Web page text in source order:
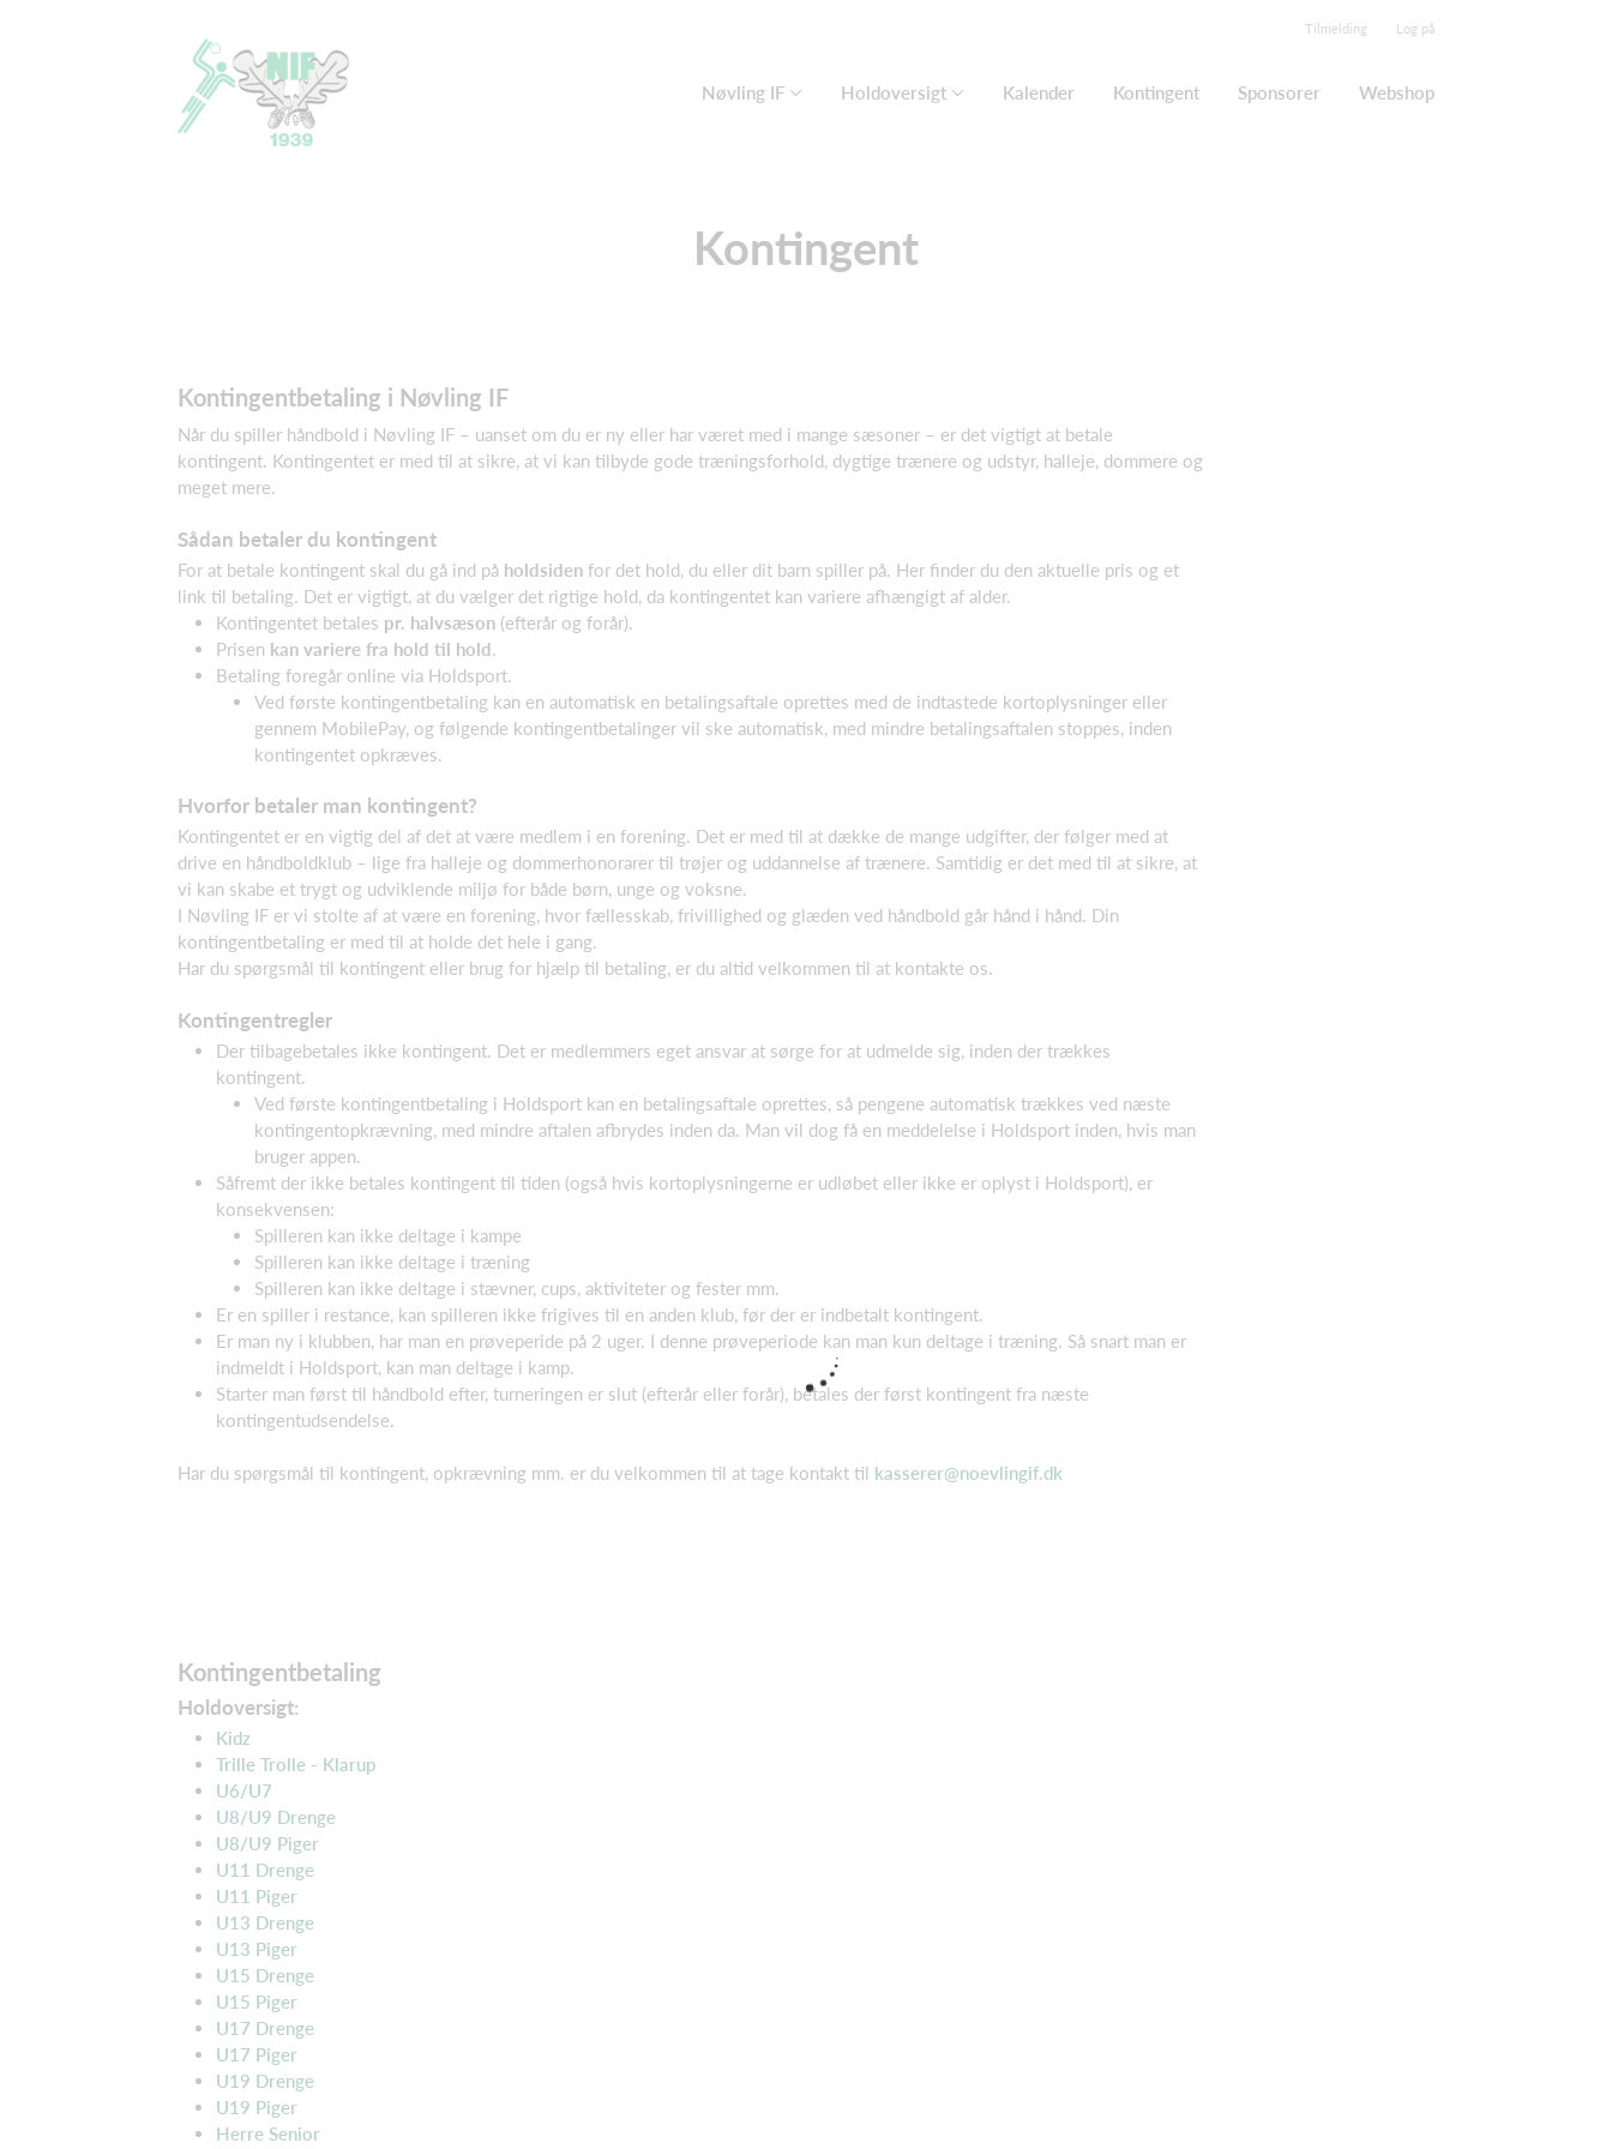
Tilmelding Log på
Nøvling IF Holdoversigt Kalender Kontingent Sponsorer Webshop
Kontingent
Kontingentbetaling i Nøvling IF
Når du spiller håndbold i Nøvling IF – uanset om du er ny eller har været med i mange sæsoner – er det vigtigt at betale
kontingent. Kontingentet er med til at sikre, at vi kan tilbyde gode træningsforhold, dygtige trænere og udstyr, halleje, dommere og
meget mere.
Sådan betaler du kontingent
For at betale kontingent skal du gå ind på holdsiden for det hold, du eller dit barn spiller på. Her finder du den aktuelle pris og et
link til betaling. Det er vigtigt, at du vælger det rigtige hold, da kontingentet kan variere afhængigt af alder.
Kontingentet betales pr. halvsæson (efterår og forår).
Prisen kan variere fra hold til hold
Betaling foregår online via Holdsport.
Ved første kontingentbetaling kan en automatisk en betalingsaftale oprettes med de indtastede kortoplysninger eller
gennem MobilePay, og følgende kontingentbetalinger vil ske automatisk, med mindre betalingsaftalen stoppes, inden
kontingentet opkræves.
Hvorfor betaler man kontingent?
Kontingentet er en vigtig del af det at være medlem i en forening. Det er med til at dække de mange udgifter, der følger med at
drive en håndboldklub – lige fra halleje og dommerhonorarer til trøjer og uddannelse af trænere. Samtidig er det med til at sikre, at
vi kan skabe et trygt og udviklende miljø for både børn, unge og voksne.
I Nøvling IF er vi stolte af at være en forening, hvor fællesskab, frivillighed og glæden ved håndbold går hånd i hånd. Din
kontingentbetaling er med til at holde det hele i gang.
Har du spørgsmål til kontingent eller brug for hjælp til betaling, er du altid velkommen til at kontakte os.
Kontingentregler
Der tilbagebetales ikke kontingent. Det er medlemmers eget ansvar at sørge for at udmelde sig, inden der trækkes
kontingent.
Ved første kontingentbetaling i Holdsport kan en betalingsaftale oprettes, så pengene automatisk trækkes ved næste
kontingentopkrævning, med mindre aftalen afbrydes inden da. Man vil dog få en meddelelse i Holdsport inden, hvis man
bruger appen.
Såfremt der ikke betales kontingent til tiden (også hvis kortoplysningerne er udløbet eller ikke er oplyst i Holdsport), er
konsekvensen:
Spilleren kan ikke deltage i kampe
Spilleren kan ikke deltage i træning
Spilleren kan ikke deltage i stævner, cups, aktiviteter og fester mm.
Er en spiller i restance, kan spilleren ikke frigives til en anden klub, før der er indbetalt kontingent.
Er man ny i klubben, har man en prøveperide på 2 uger. I denne prøveperiode kan man kun deltage i træning. Så snart man er
indmeldt i Holdsport, kan man deltage i kamp.
Starter man først til håndbold efter, turneringen er slut (efterår eller forår), betales der først kontingent fra næste
kontingentudsendelse.
Har du spørgsmål til kontingent, opkrævning mm. er du velkommen til at tage kontakt til kasserer@noevlingif.dk
Kontingentbetaling
Holdoversigt:
Kidz
Trille Trolle - Klarup
U6/U7
U8/U9 Drenge
U8/U9 Piger
U11 Drenge
U11 Piger
U13 Drenge
U13 Piger
U15 Drenge
U15 Piger
U17 Drenge
U17 Piger
U19 Drenge
U19 Piger
Herre Senior